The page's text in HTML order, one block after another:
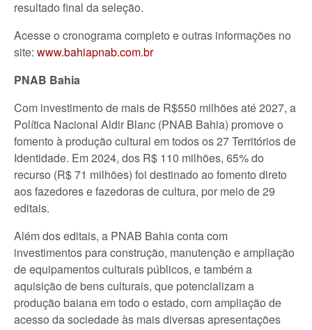
resultado final da seleção.
Acesse o cronograma completo e outras informações no
site: www.bahiapnab.com.br
PNAB Bahia
Com investimento de mais de R$550 milhões até 2027, a
Política Nacional Aldir Blanc (PNAB Bahia) promove o
fomento à produção cultural em todos os 27 Territórios de
Identidade. Em 2024, dos R$ 110 milhões, 65% do
recurso (R$ 71 milhões) foi destinado ao fomento direto
aos fazedores e fazedoras de cultura, por meio de 29
editais.
Além dos editais, a PNAB Bahia conta com
investimentos para construção, manutenção e ampliação
de equipamentos culturais públicos, e também a
aquisição de bens culturais, que potencializam a
produção baiana em todo o estado, com ampliação de
acesso da sociedade às mais diversas apresentações